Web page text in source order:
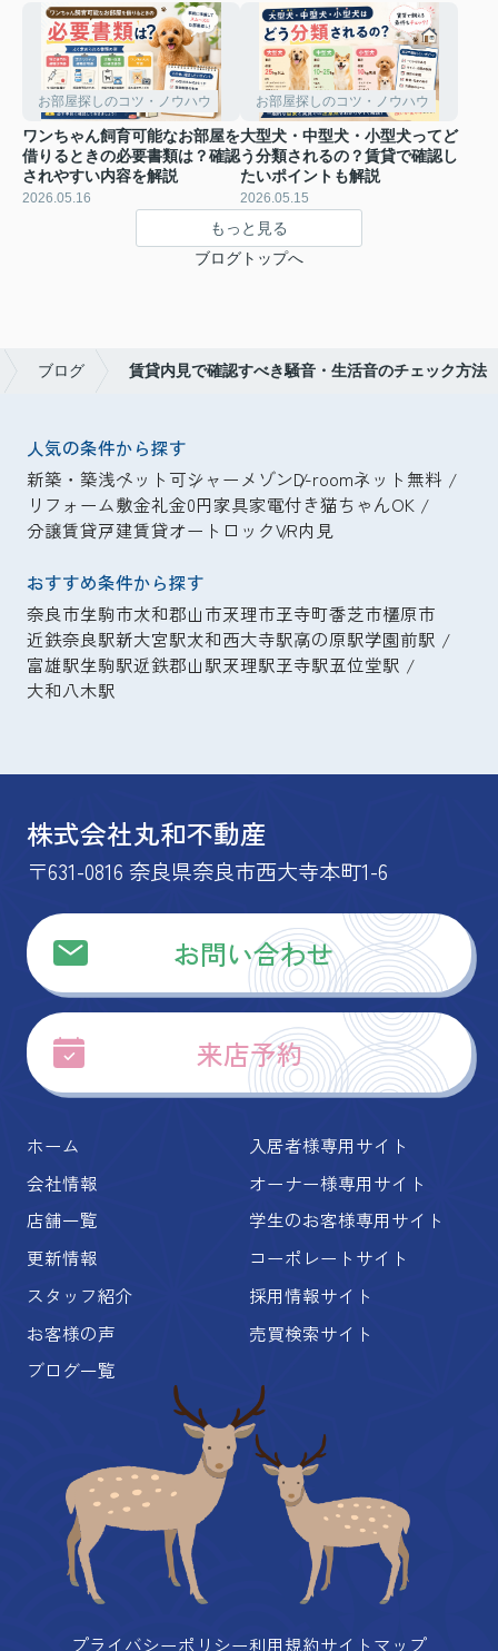
お部屋探しのコツ・ノウハウ
ワンちゃん飼育可能なお部屋を
借りるときの必要書類は？確認
されやすい内容を解説
2026.05.16
お部屋探しのコツ・ノウハウ
大型犬・中型犬・小型犬ってど
う分類されるの？賃貸で確認し
たいポイントも解説
2026.05.15
もっと見る
ブログトップへ
ブログ 賃貸内見で確認すべき騒音・生活音のチェック方法
人気の条件から探す
新築・築浅ペット可シャーメゾンD-roomネット無料
リフォーム敷金礼金0円家具家電付き猫ちゃんOK
分譲賃貸戸建賃貸オートロックVR内見
おすすめ条件から探す
奈良市生駒市大和郡山市天理市王寺町香芝市橿原市
近鉄奈良駅新大宮駅大和西大寺駅高の原駅学園前駅
富雄駅生駒駅近鉄郡山駅天理駅王寺駅五位堂駅
大和八木駅
株式会社丸和不動産
〒631-0816 奈良県奈良市西大寺本町1-6
お問い合わせ
来店予約
ホーム
会社情報
店舗一覧
更新情報
スタッフ紹介
お客様の声
ブログ一覧
入居者様専用サイト
オーナー様専用サイト
学生のお客様専用サイト
コーポレートサイト
採用情報サイト
売買検索サイト
プライバシーポリシー利用規約サイトマップ